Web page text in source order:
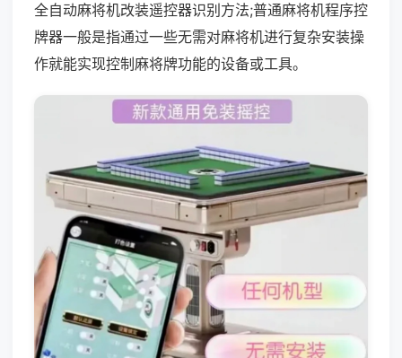
全自动麻将机改装遥控器识别方法;普通麻将机程序控
牌器一般是指通过一些无需对麻将机进行复杂安装操
作就能实现控制麻将牌功能的设备或工具。